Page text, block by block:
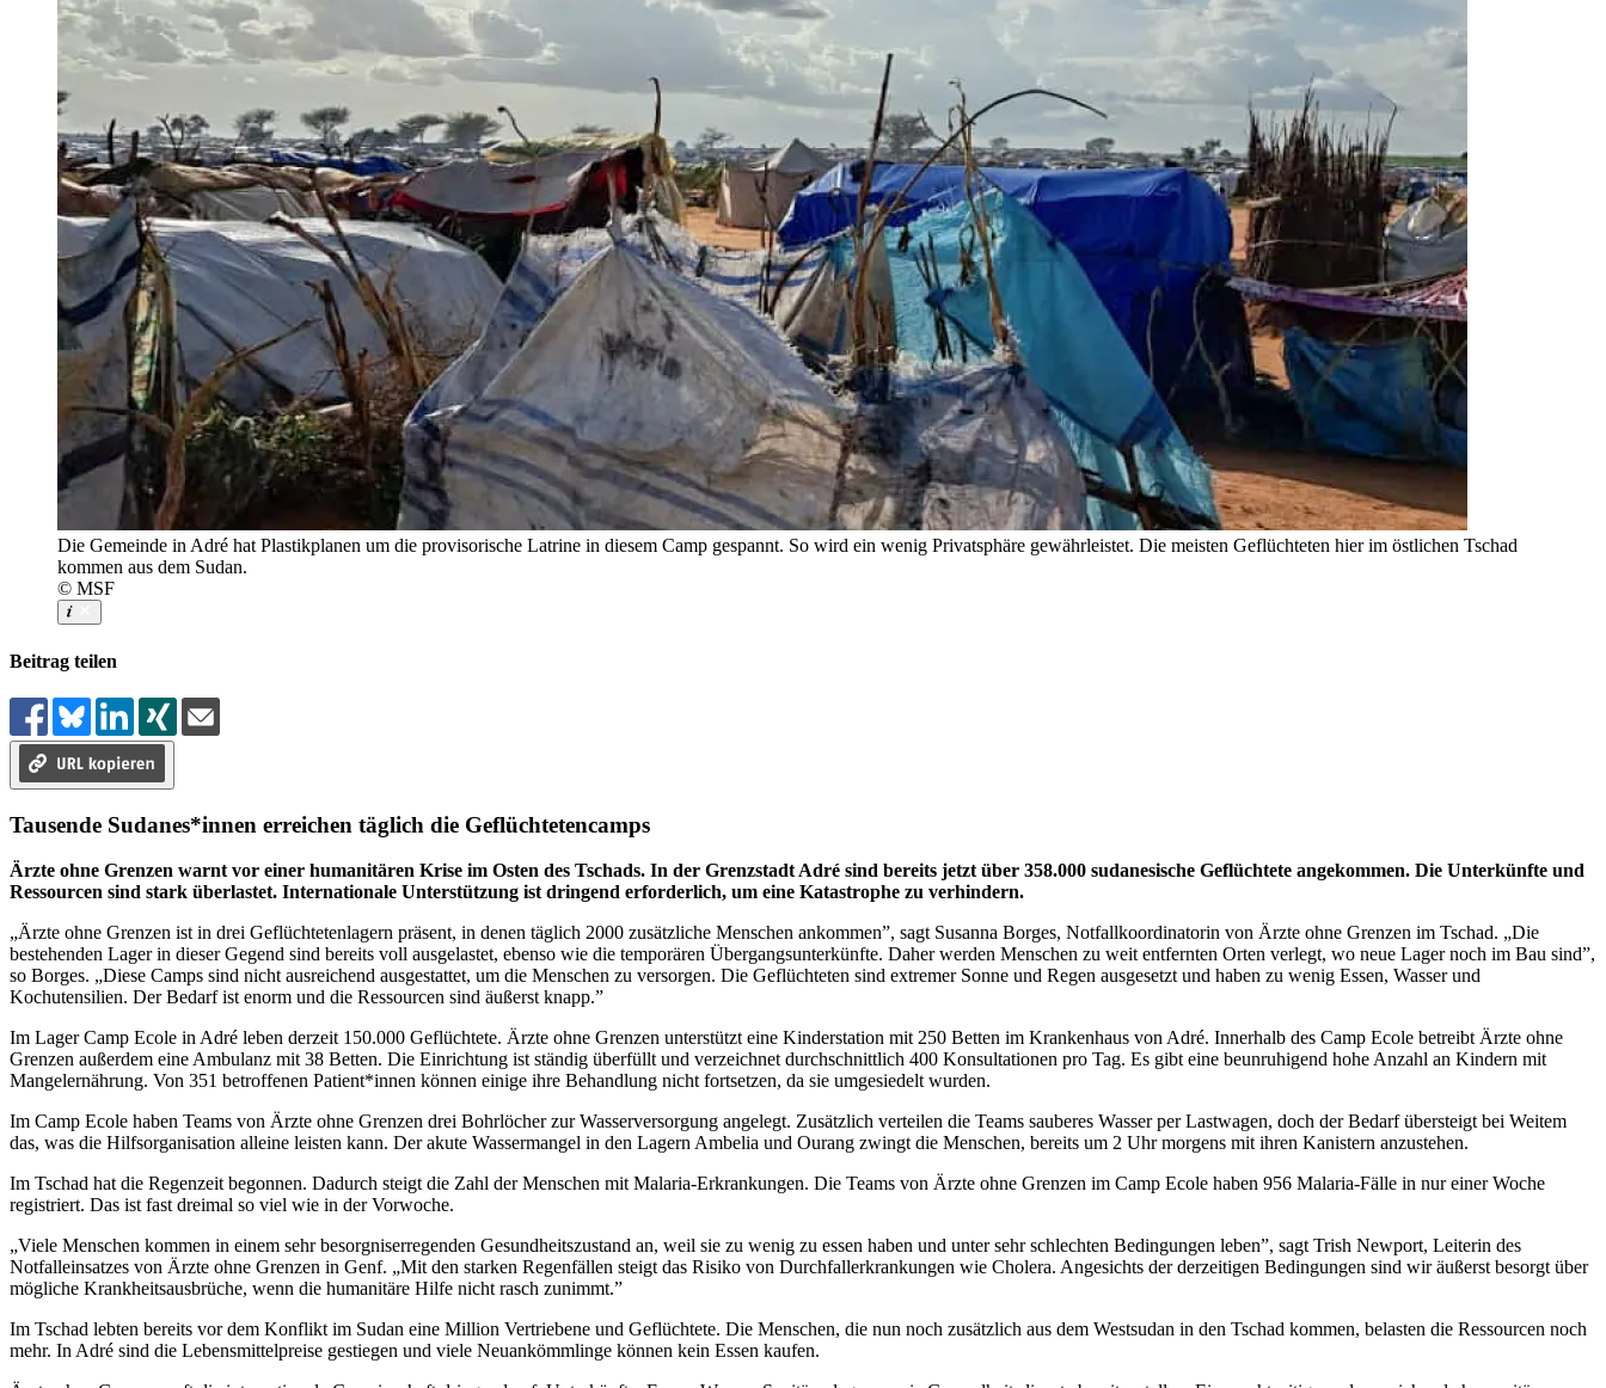
Die Gemeinde in Adré hat Plastikplanen um die provisorische Latrine in diesem Camp gespannt. So wird ein wenig Privatsphäre gewährleistet. Die meisten Geflüchteten hier im östlichen Tschad
kommen aus dem Sudan.
© MSF
Beitrag teilen
Tausende Sudanes*innen erreichen täglich die Geflüchtetencamps
Ärzte ohne Grenzen warnt vor einer humanitären Krise im Osten des Tschads. In der Grenzstadt Adré sind bereits jetzt über 358.000 sudanesische Geflüchtete angekommen. Die Unterkünfte und
Ressourcen sind stark überlastet. Internationale Unterstützung ist dringend erforderlich, um eine Katastrophe zu verhindern.
„Ärzte ohne Grenzen ist in drei Geflüchtetenlagern präsent, in denen täglich 2000 zusätzliche Menschen ankommen”, sagt Susanna Borges, Notfallkoordinatorin von Ärzte ohne Grenzen im Tschad. „Die
bestehenden Lager in dieser Gegend sind bereits voll ausgelastet, ebenso wie die temporären Übergangsunterkünfte. Daher werden Menschen zu weit entfernten Orten verlegt, wo neue Lager noch im Bau sind”,
so Borges. „Diese Camps sind nicht ausreichend ausgestattet, um die Menschen zu versorgen. Die Geflüchteten sind extremer Sonne und Regen ausgesetzt und haben zu wenig Essen, Wasser und
Kochutensilien. Der Bedarf ist enorm und die Ressourcen sind äußerst knapp.”
Im Lager Camp Ecole in Adré leben derzeit 150.000 Geflüchtete. Ärzte ohne Grenzen unterstützt eine Kinderstation mit 250 Betten im Krankenhaus von Adré. Innerhalb des Camp Ecole betreibt Ärzte ohne
Grenzen außerdem eine Ambulanz mit 38 Betten. Die Einrichtung ist ständig überfüllt und verzeichnet durchschnittlich 400 Konsultationen pro Tag. Es gibt eine beunruhigend hohe Anzahl an Kindern mit
Mangelernährung. Von 351 betroffenen Patient*innen können einige ihre Behandlung nicht fortsetzen, da sie umgesiedelt wurden.
Im Camp Ecole haben Teams von Ärzte ohne Grenzen drei Bohrlöcher zur Wasserversorgung angelegt. Zusätzlich verteilen die Teams sauberes Wasser per Lastwagen, doch der Bedarf übersteigt bei Weitem
das, was die Hilfsorganisation alleine leisten kann. Der akute Wassermangel in den Lagern Ambelia und Ourang zwingt die Menschen, bereits um 2 Uhr morgens mit ihren Kanistern anzustehen.
Im Tschad hat die Regenzeit begonnen. Dadurch steigt die Zahl der Menschen mit Malaria-Erkrankungen. Die Teams von Ärzte ohne Grenzen im Camp Ecole haben 956 Malaria-Fälle in nur einer Woche
registriert. Das ist fast dreimal so viel wie in der Vorwoche.
„Viele Menschen kommen in einem sehr besorgniserregenden Gesundheitszustand an, weil sie zu wenig zu essen haben und unter sehr schlechten Bedingungen leben”, sagt Trish Newport, Leiterin des
Notfalleinsatzes von Ärzte ohne Grenzen in Genf. „Mit den starken Regenfällen steigt das Risiko von Durchfallerkrankungen wie Cholera. Angesichts der derzeitigen Bedingungen sind wir äußerst besorgt über
mögliche Krankheitsausbrüche, wenn die humanitäre Hilfe nicht rasch zunimmt.”
Im Tschad lebten bereits vor dem Konflikt im Sudan eine Million Vertriebene und Geflüchtete. Die Menschen, die nun noch zusätzlich aus dem Westsudan in den Tschad kommen, belasten die Ressourcen noch
mehr. In Adré sind die Lebensmittelpreise gestiegen und viele Neuankömmlinge können kein Essen kaufen.